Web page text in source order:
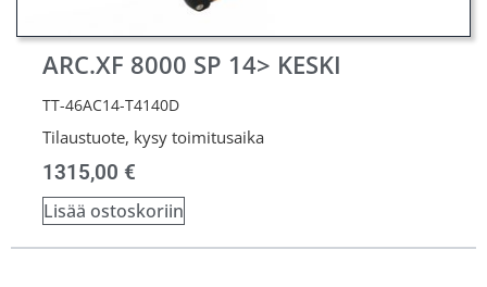
ARC.XF 8000 SP 14> KESKI
TT-46AC14-T4140D
Tilaustuote, kysy toimitusaika
1315,00 €
Lisää ostoskoriin